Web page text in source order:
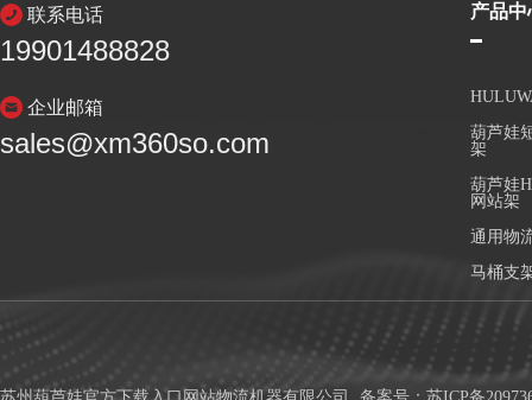
联系电话
19901488828
企业邮箱
sales@xm360so.com
产品中
葫芦娃
架
葫芦娃
网站架
通用物
马桶支